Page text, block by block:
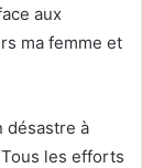
aux
ma femme et
désastre à
les efforts